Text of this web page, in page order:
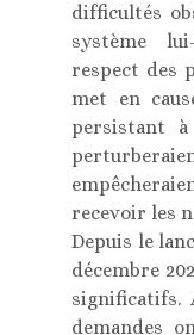
difficultés
système
respect des
met en
persistant
recevoir les
Depuis le
décembre
significatifs.
demandes